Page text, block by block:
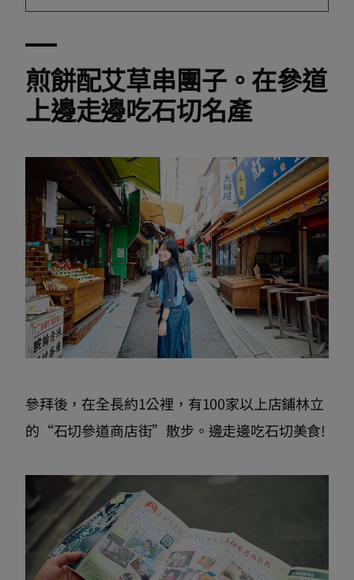
煎餅配艾草串團子。在參道
上邊走邊吃石切名產
參拜後，在全長約1公裡，有100家以上店鋪林立
的“石切參道商店街”散步。邊走邊吃石切美食!